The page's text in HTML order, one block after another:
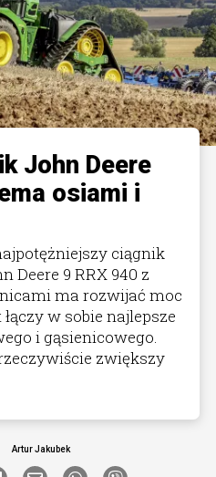
John Deere
osiami i
ciągnik
Deere 9 RRX 940 z
ma rozwijać moc
w sobie najlepsze
i gąsienicowego.
zwiększy
Artur Jakubek